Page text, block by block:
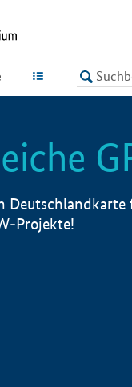
LISTE
Projekte!